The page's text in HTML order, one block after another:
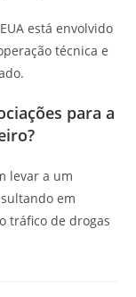
está envolvido
técnica e
para a
levar a um
em
tráfico de drogas